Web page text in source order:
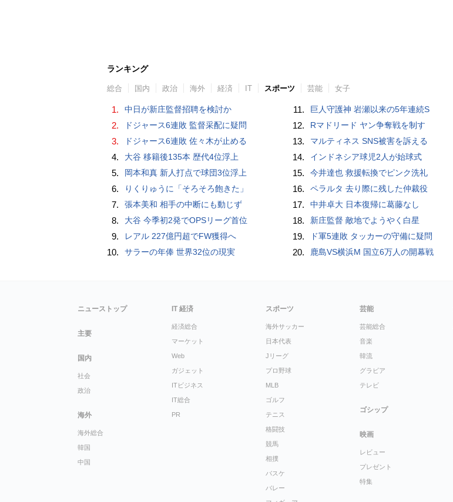
ランキング
総合 国内 政治 海外 経済 IT スポーツ 芸能 女子
1. 中日が新庄監督招聘を検討か
2. ドジャース6連敗 監督采配に疑問
3. ドジャース6連敗 佐々木が止める
4. 大谷 移籍後135本 歴代4位浮上
5. 岡本和真 新人打点で球団3位浮上
6. りくりゅうに「そろそろ飽きた」
7. 張本美和 相手の中断にも動じず
8. 大谷 今季初2発でOPSリーグ首位
9. レアル 227億円超でFW獲得へ
10. サラーの年俸 世界32位の現実
11. 巨人守護神 岩瀬以来の5年連続S
12. Rマドリード ヤン争奪戦を制す
13. マルティネス SNS被害を訴える
14. インドネシア球児2人が始球式
15. 今井達也 救援転換でピンク洗礼
16. ペラルタ 去り際に残した仲裁役
17. 中井卓大 日本復帰に葛藤なし
18. 新庄監督 敵地でようやく白星
19. ド軍5連敗 タッカーの守備に疑問
20. 鹿島VS横浜M 国立6万人の開幕戦
ニューストップ
主要
国内
社会
政治
海外
海外総合
韓国
中国
IT 経済
経済総合
マーケット
Web
ガジェット
ITビジネス
IT総合
PR
スポーツ
海外サッカー
日本代表
Jリーグ
プロ野球
MLB
ゴルフ
テニス
格闘技
競馬
相撲
バスケ
バレー
芸能
芸能総合
音楽
韓流
グラビア
テレビ
ゴシップ
映画
レビュー
プレゼント
特集